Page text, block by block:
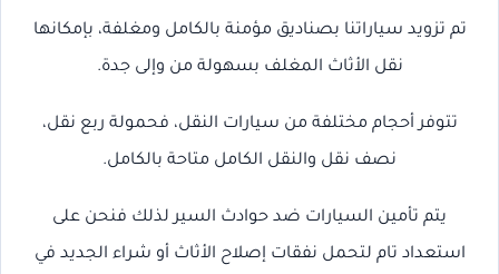
تم تزويد سياراتنا بصناديق مؤمنة بالكامل ومغلفة، بإمكانها
نقل الأثاث المغلف بسهولة من وإلى جدة.
تتوفر أحجام مختلفة من سيارات النقل، فحمولة ربع نقل،
نصف نقل والنقل الكامل متاحة بالكامل.
يتم تأمين السيارات ضد حوادث السير لذلك فنحن على
استعداد تام لتحمل نفقات إصلاح الأثاث أو شراء الجديد في